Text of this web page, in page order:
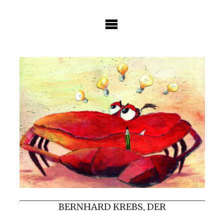
BERNHARD KREBS, DER